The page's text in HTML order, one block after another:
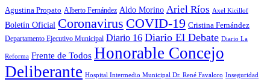
Agustina Propato Alberto Fernández Aldo Morino Ariel Ríos Axel Kicillof
Boletín Oficial Coronavirus COVID-19 Cristina Fernández
Departamento Ejecutivo Municipal Diario 16 Diario El Debate Diario La
Reforma Frente de Todos Honorable Concejo
Deliberante Hospital Intermedio Municipal Dr. René Favaloro Inseguridad